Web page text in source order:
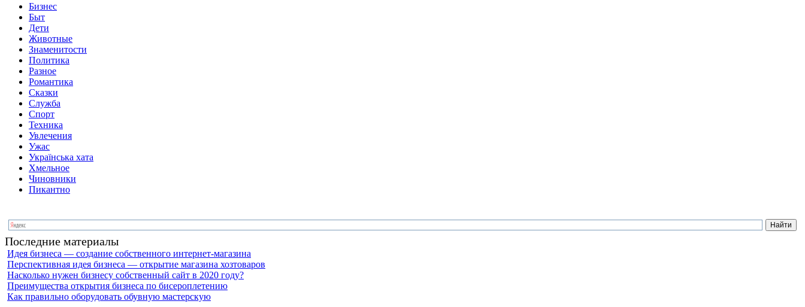
Бизнес
Быт
Дети
Животные
Знаменитости
Политика
Разное
Романтика
Сказки
Служба
Спорт
Техника
Увлечения
Ужас
Українська хата
Хмельное
Чиновники
Пикантно
Последние материалы
Идея бизнеса — создание собственного интернет-магазина
Перспективная идея бизнеса — открытие магазина хозтоваров
Насколько нужен бизнесу собственный сайт в 2020 году?
Преимущества открытия бизнеса по бисероплетению
Как правильно оборудовать обувную мастерскую